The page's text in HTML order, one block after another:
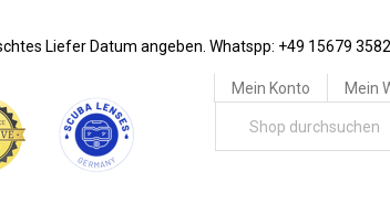
Mein Konto Mein
Liefer Datum angeben. Whatspp: +49 15679